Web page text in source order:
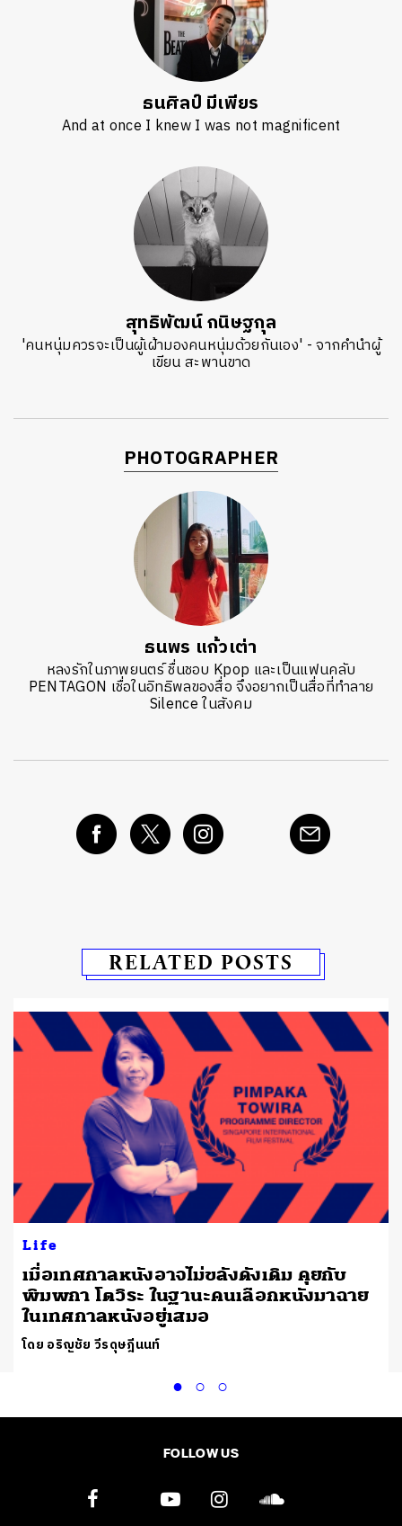
ธนศิลป์ มีเพียร
And at once I knew I was not magnificent
สุทธิพัฒน์ กนิษฐกุล
'คนหนุ่มควรจะเป็นผู้เฝ้ามองคนหนุ่มด้วยกันเอง' - จากคำนำผู้
เขียน สะพานขาด
PHOTOGRAPHER
ธนพร แก้วเต่า
หลงรักในภาพยนตร์ ชื่นชอบ Kpop และเป็นแฟนคลับ
PENTAGON เชื่อในอิทธิพลของสื่อ จึงอยากเป็นสื่อที่ทำลาย
Silence ในสังคม
RELATED POSTS
Life
​เมื่อเทศกาลหนังอาจไม่ขลังดังเดิม คุยกับ
พิมพกา โตวิระ ในฐานะคนเลือกหนังมาฉาย
ในเทศกาลหนังอยู่เสมอ
โดย อริญชัย วีรดุษฎีนนท์
FOLLOW US
SHARE TWEET LINE EMAIL